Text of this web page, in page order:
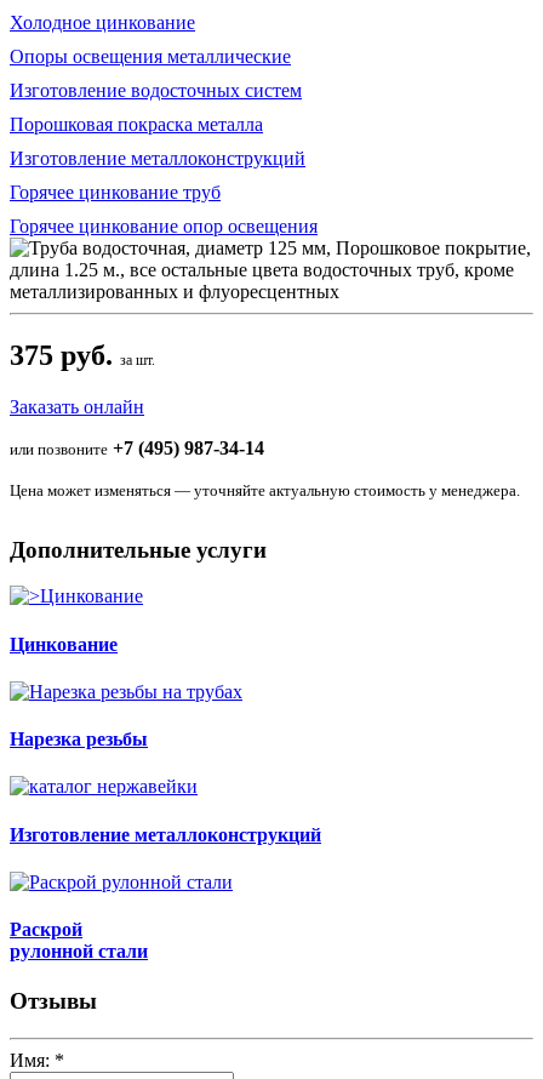
Холодное цинкование
Опоры освещения металлические
Изготовление водосточных систем
Порошковая покраска металла
Изготовление металлоконструкций
Горячее цинкование труб
Горячее цинкование опор освещения
375 руб. за шт.
Заказать онлайн
или позвоните +7 (495) 987-34-14
Цена может изменяться — уточняйте актуальную стоимость у менеджера.
Дополнительные услуги
Цинкование
Нарезка резьбы
Изготовление металлоконструкций
Раскрой
рулонной стали
Отзывы
Имя: *